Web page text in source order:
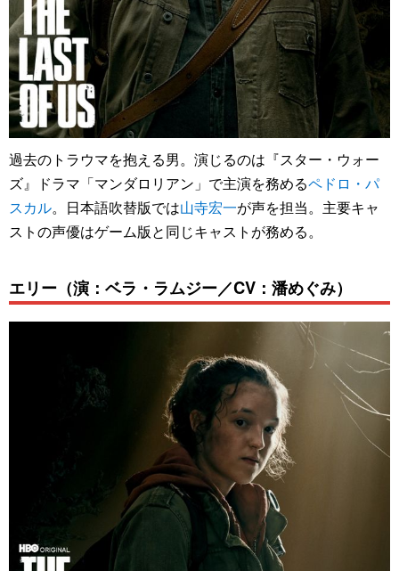
過去のトラウマを抱える男。演じるのは『スター・ウォー
ズ』ドラマ「マンダロリアン」で主演を務めるペドロ・パ
スカル。日本語吹替版では山寺宏一が声を担当。主要キャ
ストの声優はゲーム版と同じキャストが務める。
エリー（演：ベラ・ラムジー／CV：潘めぐみ）